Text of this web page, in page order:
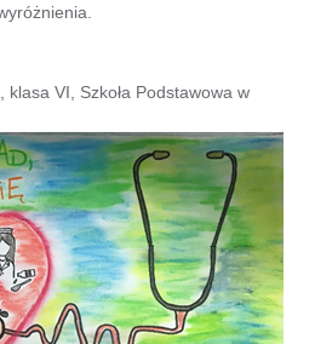
, klasa VI, Szkoła Podstawowa w